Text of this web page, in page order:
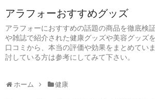
アラフォーおすすめグッズ
アラフォーにおすすめの話題の商品を徹底検
や雑誌で紹介された健康グッズや美容グッズ
口コミから、本当の評価や効果をまとめてい
討している方は参考にしてみて下さい。
ホーム 健康